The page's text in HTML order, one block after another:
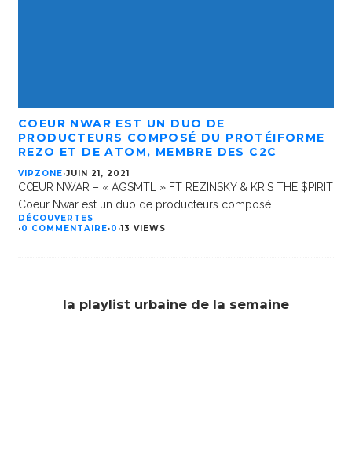
COEUR NWAR EST UN DUO DE
PRODUCTEURS COMPOSÉ DU PROTÉIFORME
REZO ET DE ATOM, MEMBRE DES C2C
VIPZONE·JUIN 21, 2021
CŒUR NWAR – « AGSMTL » FT REZINSKY & KRIS THE $PIRIT
Coeur Nwar est un duo de producteurs composé
DÉCOUVERTES
·0 COMMENTAIRE·0 ·13 VIEWS
la playlist urbaine de la semaine